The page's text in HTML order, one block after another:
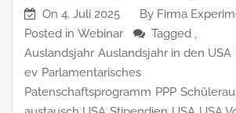
On 4. Juli 2025 By Firma
Posted in Webinar
Tagged ,
Auslandsjahr Auslandsjahr in den USA
ev Parlamentarisches
Patenschaftsprogramm PPP